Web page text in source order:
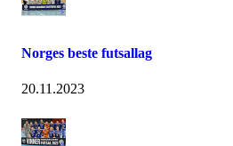
Norges beste futsallag
20.11.2023